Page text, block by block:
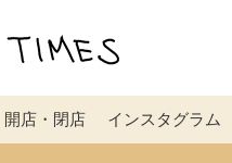
開店・閉店 インスタグラム